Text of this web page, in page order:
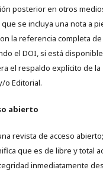
posterior en otros
se incluya una nota a
la referencia completa de
el DOI, si está
el respaldo explícito de la
o Editorial.
abierto
revista de acceso
que es de libre y total
inmediatamente